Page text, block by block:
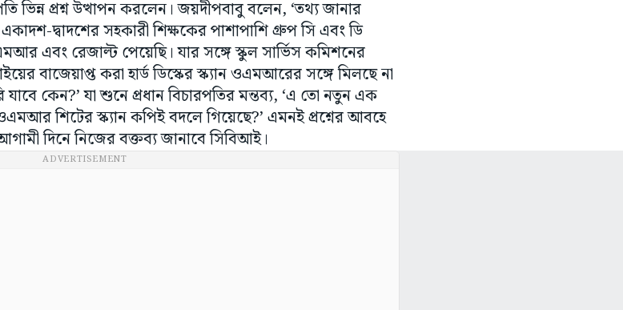
ভিন্ন প্রশ্ন উত্থাপন করলেন। জয়দীপবাবু বলেন, ‘তথ্য জানার
দ্বাদশের সহকারী শিক্ষকের পাশাপাশি গ্রুপ সি এবং ডি
এবং রেজাল্ট পেয়েছি। যার সঙ্গে স্কুল সার্ভিস কমিশনের
বাজেয়াপ্ত করা হার্ড ডিস্কের স্ক্যান ওএমআরের সঙ্গে মিলছে না
কেন?’ যা শুনে প্রধান বিচারপতির মন্তব্য, ‘এ তো নতুন এক
শিটের স্ক্যান কপিই বদলে গিয়েছে?’ এমনই প্রশ্নের আবহে
দিনে নিজের বক্তব্য জানাবে সিবিআই।
ADVERTISEMENT